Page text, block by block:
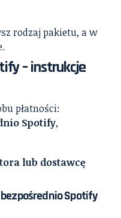
rodzaj pakietu, a w
– instrukcje
płatności:
Spotify,
lub dostawcę
bezpośrednio Spotify